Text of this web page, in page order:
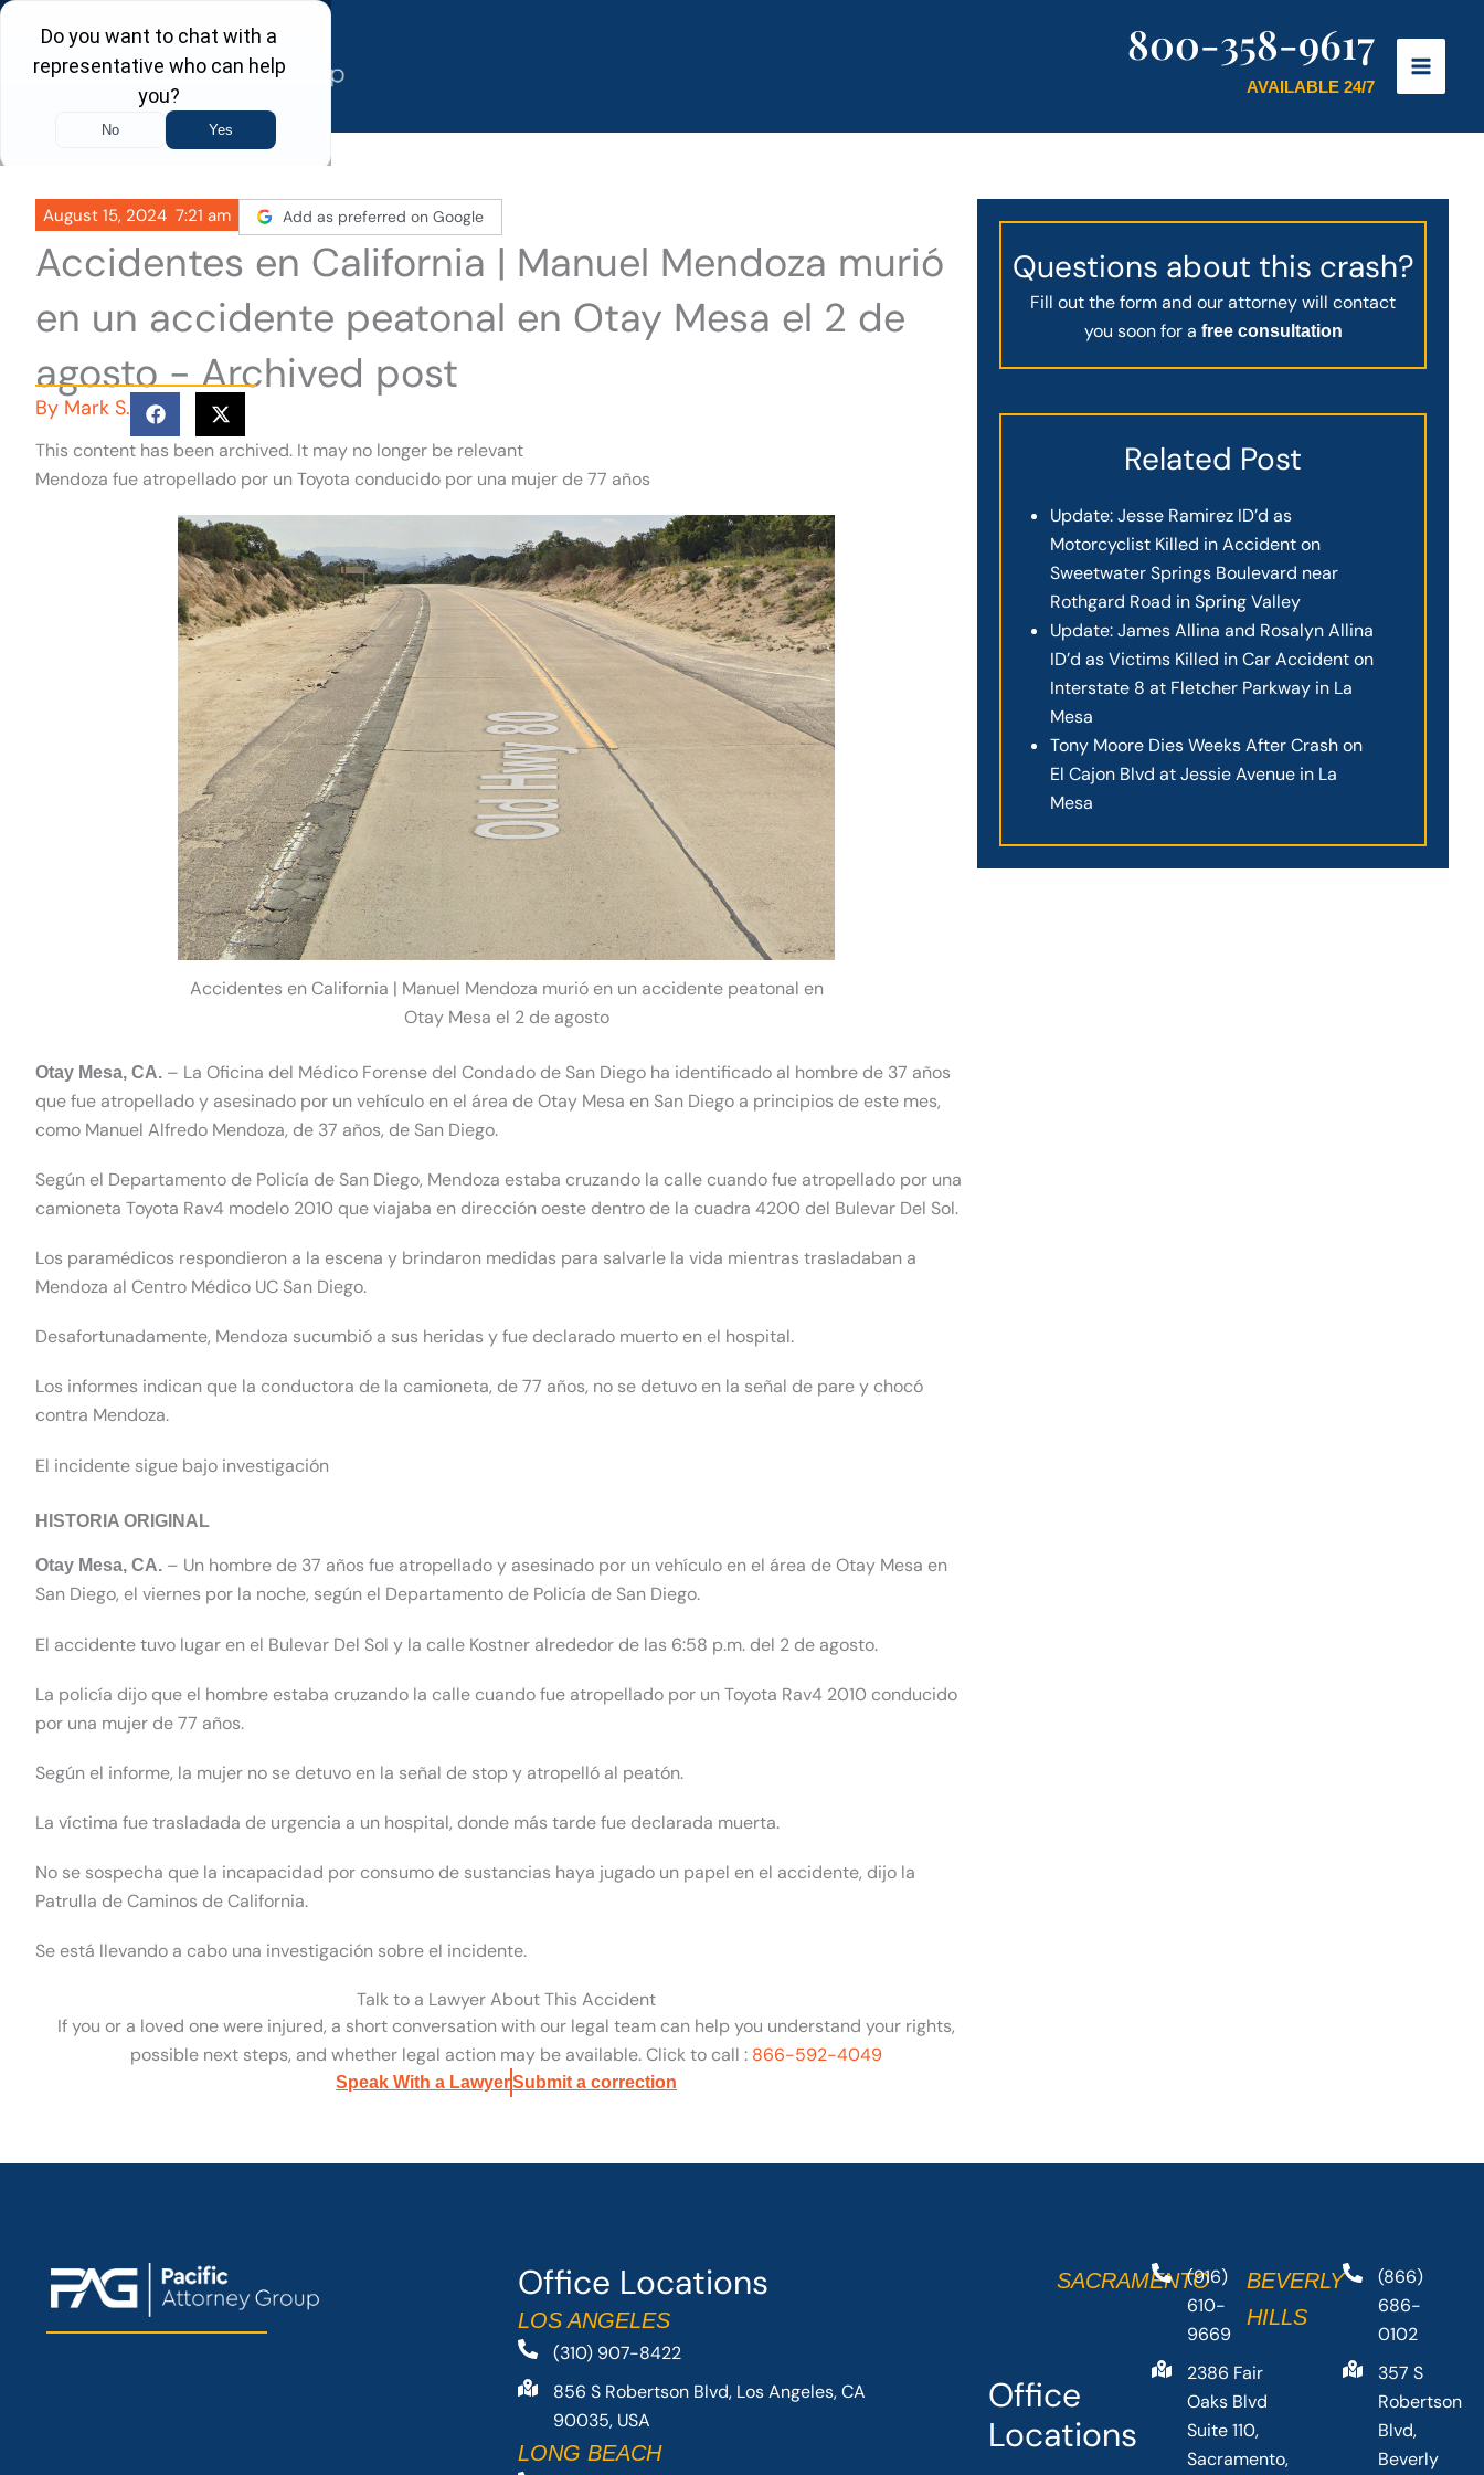
Skip
content
800-358-9617
AVAILABLE 24/7
August 15, 2024 7:21 am Add as preferred on Google
Accidentes en California | Manuel Mendoza murió
en un accidente peatonal en Otay Mesa el 2 de
agosto - Archived post
By Mark S.
This content has been archived. It may no longer be relevant
Mendoza fue atropellado por un Toyota conducido por una mujer de 77 años
Accidentes en California | Manuel Mendoza murió en un accidente peatonal en
Otay Mesa el 2 de agosto
Otay Mesa, CA. – La Oficina del Médico Forense del Condado de San Diego ha identificado al hombre de 37 años
que fue atropellado y asesinado por un vehículo en el área de Otay Mesa en San Diego a principios de este mes,
como Manuel Alfredo Mendoza, de 37 años, de San Diego.
Según el Departamento de Policía de San Diego, Mendoza estaba cruzando la calle cuando fue atropellado por una
camioneta Toyota Rav4 modelo 2010 que viajaba en dirección oeste dentro de la cuadra 4200 del Bulevar Del Sol.
Los paramédicos respondieron a la escena y brindaron medidas para salvarle la vida mientras trasladaban a
Mendoza al Centro Médico UC San Diego.
Desafortunadamente, Mendoza sucumbió a sus heridas y fue declarado muerto en el hospital.
Los informes indican que la conductora de la camioneta, de 77 años, no se detuvo en la señal de pare y chocó
contra Mendoza.
El incidente sigue bajo investigación
HISTORIA ORIGINAL
Otay Mesa, CA. – Un hombre de 37 años fue atropellado y asesinado por un vehículo en el área de Otay Mesa en
San Diego, el viernes por la noche, según el Departamento de Policía de San Diego.
El accidente tuvo lugar en el Bulevar Del Sol y la calle Kostner alrededor de las 6:58 p.m. del 2 de agosto.
La policía dijo que el hombre estaba cruzando la calle cuando fue atropellado por un Toyota Rav4 2010 conducido
por una mujer de 77 años.
Según el informe, la mujer no se detuvo en la señal de stop y atropelló al peatón.
La víctima fue trasladada de urgencia a un hospital, donde más tarde fue declarada muerta.
No se sospecha que la incapacidad por consumo de sustancias haya jugado un papel en el accidente, dijo la
Patrulla de Caminos de California.
Se está llevando a cabo una investigación sobre el incidente.
Talk to a Lawyer About This Accident
If you or a loved one were injured, a short conversation with our legal team can help you understand your rights,
possible next steps, and whether legal action may be available. Click to call : 866-592-4049
Speak With a LawyerSubmit a correction
Questions about this crash?
Fill out the form and our attorney will contact
you soon for a free consultation
Related Post
Update: Jesse Ramirez ID’d as
Motorcyclist Killed in Accident on
Sweetwater Springs Boulevard near
Rothgard Road in Spring Valley
Update: James Allina and Rosalyn Allina
ID’d as Victims Killed in Car Accident on
Interstate 8 at Fletcher Parkway in La
Mesa
Tony Moore Dies Weeks After Crash on
El Cajon Blvd at Jessie Avenue in La
Mesa
Office Locations
LOS ANGELES
(310) 907-8422
856 S Robertson Blvd, Los Angeles, CA
90035, USA
LONG BEACH
Office
Locations
SACRAMENTO(916)
610-
9669
2386 Fair
Oaks Blvd
Suite 110,
Sacramento,
BEVERLY
HILLS
(866)
686-
0102
357 S
Robertson
Blvd,
Beverly